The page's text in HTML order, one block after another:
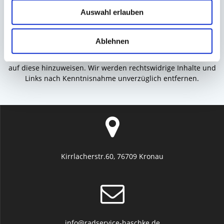
Auswahl erlauben
Ablehnen
(Urheberrechte, Markenrechte) geschützt. Die Verwendung,
Vervielfältigung usw. unterliegen unseren Rechten oder den
Rechten der jeweiligen Urheber bzw. Rechteinhaber.
Hinweise auf Rechtsverstöße: Sollten Sie innerhalb unseres
auf diese hinzuweisen. Wir werden rechtswidrige Inhalte und
Links nach Kenntnisnahme unverzüglich entfernen.
Kirrlacherstr.60, 76709 Kronau